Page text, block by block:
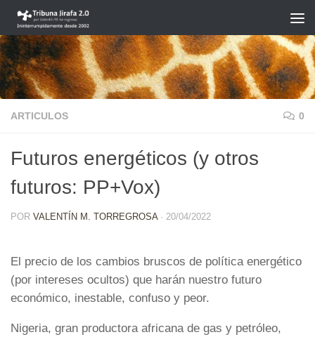
Saltar al contenido
ARTICULOS 0
Futuros energéticos (y otros
futuros: PP+Vox)
POR VALENTÍN M. TORREGROSA · 20/04/2022
El precio de los cambios bruscos de política energético
(por intereses ocultos) que harán nuestro futuro
económico, inestable, confuso y peor.
Nigeria, gran productora africana de gas y petróleo,